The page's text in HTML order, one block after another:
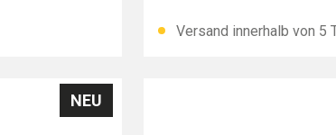
Versand innerhalb von 5
NEU